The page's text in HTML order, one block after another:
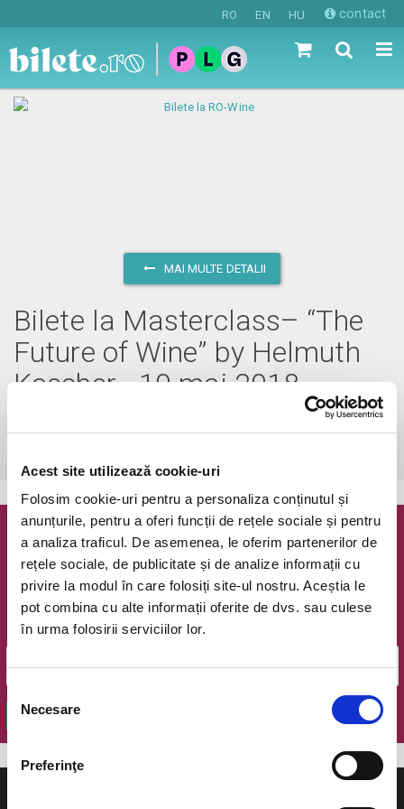
Acest site utilizează cookie-uri
Folosim cookie-uri pentru a personaliza conținutul și
anunțurile, pentru a oferi funcții de rețele sociale și pentru
a analiza traficul. De asemenea, le oferim partenerilor de
rețele sociale, de publicitate și de analize informații cu
privire la modul în care folosiți site-ul nostru. Aceștia le
pot combina cu alte informații oferite de dvs. sau culese
în urma folosirii serviciilor lor.
Selecția
consimțământului
Necesare
Preferinţe
RO EN HU contact
MAI MULTE DETALII
Bilete la Masterclass– “The
Future of Wine” by Helmuth
Koecher - 19 mai 2018
Newsletter @ Bilete.ro
Oferte exclusive si o editie saptamanala cu cele mai noi
evenimente.
Email
OK